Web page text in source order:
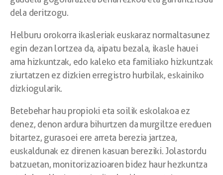
dela deritzogu.
Helburu orokorra ikasleriak euskaraz normaltasunez
egin dezan lortzea da, aipatu bezala, ikasle hauei
ama hizkuntzak, edo kaleko eta familiako hizkuntzak
ziurtatzen ez dizkien erregistro hurbilak, eskainiko
dizkiogularik.
Betebehar hau propioki eta soilik eskolakoa ez
denez, denon ardura bihurtzen da murgiltze ereduen
bitartez, gurasoei ere arreta berezia jartzea,
euskaldunak ez direnen kasuan bereziki. Jolastordu
batzuetan, monitorizazioaren bidez haur hezkuntza